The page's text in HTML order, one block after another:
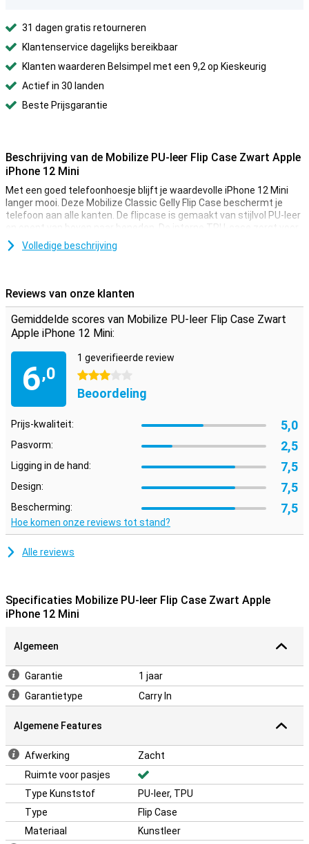
31 dagen gratis retourneren
Klantenservice dagelijks bereikbaar
Klanten waarderen Belsimpel met een 9,2 op Kieskeurig
Actief in 30 landen
Beste Prijsgarantie
Beschrijving van de Mobilize PU-leer Flip Case Zwart Apple
iPhone 12 Mini
Met een goed telefoonhoesje blijft je waardevolle iPhone 12 Mini
langer mooi. Deze Mobilize Classic Gelly Flip Case beschermt je
telefoon aan alle kanten. De flipcase is gemaakt van stijlvol PU-leer
en opent van boven naar beneden. De interne TPU-case zorgt voor
extra bescherming en stevigheid.
magneetsluiting aan de bovenkant zorgt ervoor dat de flipcover
niet zomaar open gaat.
Volledige beschrijving
Reviews van onze klanten
Gemiddelde scores van Mobilize PU-leer Flip Case Zwart
Apple iPhone 12 Mini:
6,0
1 geverifieerde review
3 sterren
Beoordeling
Prijs-kwaliteit: 5,0
Pasvorm: 2,5
Ligging in de hand: 7,5
Design: 7,5
Bescherming: 7,5
Hoe komen onze reviews tot stand?
Alle reviews
Specificaties Mobilize PU-leer Flip Case Zwart Apple
iPhone 12 Mini
Algemeen
Garantie
1 jaar
Garantietype
Carry In
Algemene Features
Afwerking
Zacht
Ruimte voor pasjes
Type Kunststof
PU-leer, TPU
Type
Flip Case
Materiaal
Kunstleer